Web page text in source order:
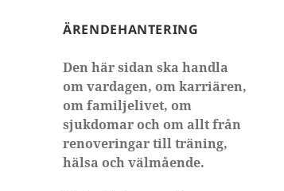
ÄRENDEHANTERING
Den här sidan ska handla
om vardagen, om karriären,
om familjelivet, om
sjukdomar och om allt från
renoveringar till träning,
hälsa och välmående.